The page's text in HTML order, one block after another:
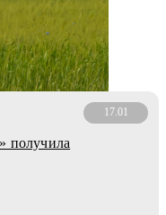
17.01
получила